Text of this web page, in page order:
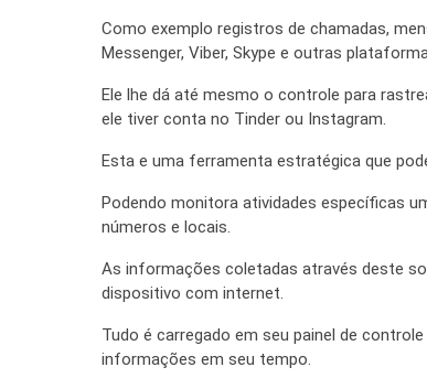
Como exemplo registros de chamadas,
Messenger, Viber, Skype e outras
Ele lhe dá até mesmo o controle para
ele tiver conta no Tinder ou Instagram.
Esta e uma ferramenta estratégica que
Podendo monitora atividades específicas
números e locais.
As informações coletadas através deste
dispositivo com internet.
Tudo é carregado em seu painel de
informações em seu tempo.